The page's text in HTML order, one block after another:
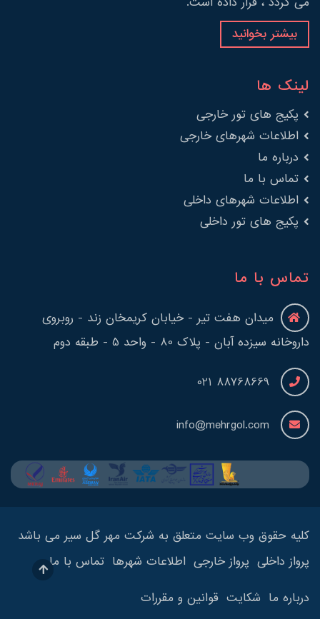
بیشتر بخوانید
لینک ها
پکیج های تور خارجی
اطلاعات شهرهای خارجی
درباره ما
تماس با ما
اطلاعات شهرهای داخلی
پکیج های تور داخلی
تماس با ما
میدان هفت تیر - خیابان کریمخان زند - روبروی
داروخانه سیزده آبان - پلاک 80 - واحد 5 - طبقه دوم
88768669 021
info@mehrgol.com
کلیه حقوق وب سایت متعلق به شرکت مهر گل سیر می باشد
پرواز داخلی پرواز خارجی اطلاعات شهرها تماس با ما
درباره ما شکایت قوانین و مقررات